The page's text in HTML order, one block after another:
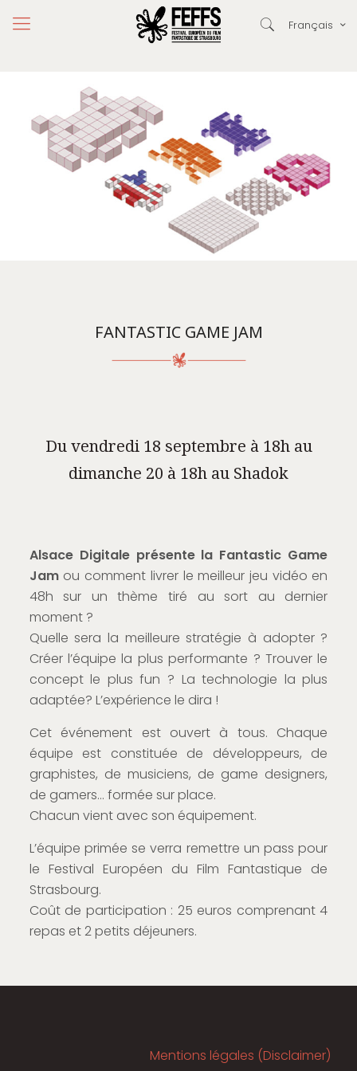
Français
FANTASTIC GAME JAM
Du vendredi 18 septembre à 18h au
dimanche 20 à 18h au Shadok
Alsace Digitale présente la Fantastic Game
Jamou comment livrer le meilleur jeu vidéo en
48h sur un thème tiré au sort au dernier
moment ?
Quelle sera la meilleure stratégie à adopter ?
Créer l’équipe la plus performante ? Trouver le
concept le plus fun ? La technologie la plus
adaptée? L’expérience le dira !
Cet événement est ouvert à tous. Chaque
équipe est constituée de développeurs, de
graphistes, de musiciens, de game designers,
de gamers… formée sur place.
Chacun vient avec son équipement.
L’équipe primée se verra remettre un pass pour
le Festival Européen du Film Fantastique de
Strasbourg.
Coût de participation : 25 euros comprenant 4
repas et 2 petits déjeuners.
Mentions légales (Disclaimer)